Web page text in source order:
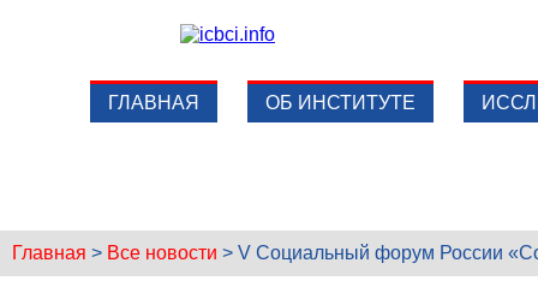
ГЛАВНАЯ ОБ ИНСТИТУТЕ
Главная > Все новости > V Социальный форум России